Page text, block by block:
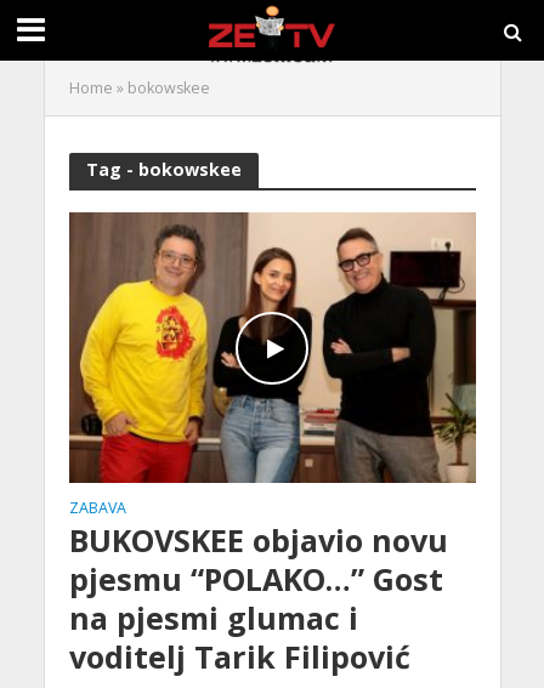
Home » bokowskee
Tag - bokowskee
ZABAVA
BUKOVSKEE objavio novu
pjesmu “POLAKO…” Gost
na pjesmi glumac i
voditelj Tarik Filipović